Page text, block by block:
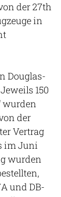
der 27th
in
Douglas-
150
wurden
der
Vertrag
im Juni
wurden
und DB-